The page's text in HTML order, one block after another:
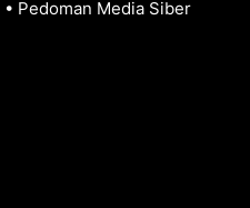
• Pedoman Media Siber